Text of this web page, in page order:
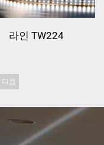
라인 TW224
다음